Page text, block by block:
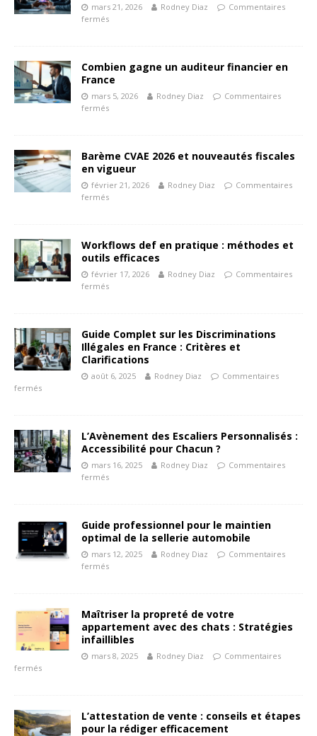
mars 21, 2026 Rodney Diaz
Commentaires
fermés
Combien gagne un auditeur financier en
France
mars 5, 2026 Rodney Diaz
Commentaires
fermés
Barème CVAE 2026 et nouveautés fiscales
en vigueur
février 21, 2026 Rodney Diaz
Commentaires
fermés
Workflows def en pratique : méthodes et
outils efficaces
février 17, 2026 Rodney Diaz
Commentaires
fermés
Guide Complet sur les Discriminations
Illégales en France : Critères et
Clarifications
août 6, 2025 Rodney Diaz
Commentaires
fermés
L’Avènement des Escaliers Personnalisés :
Accessibilité pour Chacun ?
mars 16, 2025 Rodney Diaz
Commentaires
fermés
Guide professionnel pour le maintien
optimal de la sellerie automobile
mars 12, 2025 Rodney Diaz
Commentaires
fermés
Maîtriser la propreté de votre
appartement avec des chats : Stratégies
infaillibles
mars 8, 2025 Rodney Diaz
Commentaires
fermés
L’attestation de vente : conseils et étapes
pour la rédiger efficacement